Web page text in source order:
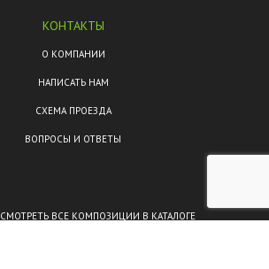
КОНТАКТЫ
О КОМПАНИИ
НАПИСАТЬ НАМ
СХЕМА ПРОЕЗДА
ВОПРОСЫ И ОТВЕТЫ
СМОТРЕТЬ ВСЕ КОМПОЗИЦИИ В КАТАЛОГЕ